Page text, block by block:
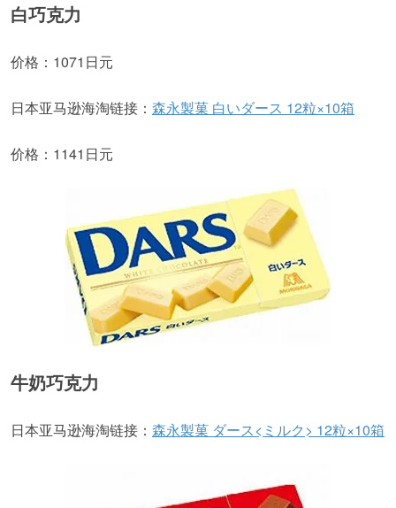
白巧克力
价格：1071日元
日本亚马逊海淘链接： 森永製菓 白いダース 12粒×10箱
价格：1141日元
牛奶巧克力
日本亚马逊海淘链接： 森永製菓 ダース<ミルク> 12粒×10箱